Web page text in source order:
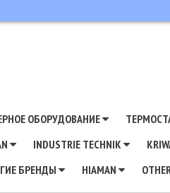
ОБОРУДОВАНИЕ
INDUSTRIE TECHNIK
БРЕНДЫ HIAMAN